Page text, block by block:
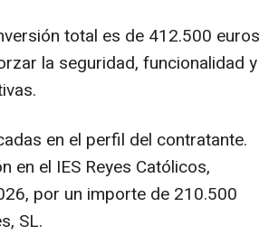
total es de 412.500 euros
la seguridad, funcionalidad y
en el perfil del contratante.
en el IES Reyes Católicos,
por un importe de 210.500
SL.